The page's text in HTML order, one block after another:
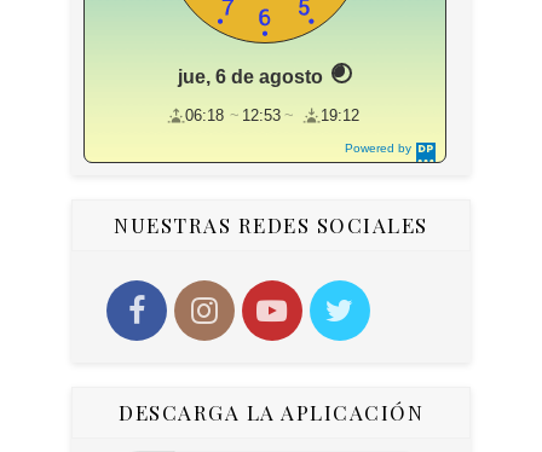
Powered by
DaysPedia.c
jue, 6 de agosto
06:18 12:53 19:12
NUESTRAS REDES SOCIALES
DESCARGA LA APLICACIÓN